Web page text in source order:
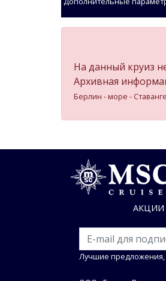
На данный круиз
Архивная
Берлин - море -
АКЦИИ
Лучшие предложения,